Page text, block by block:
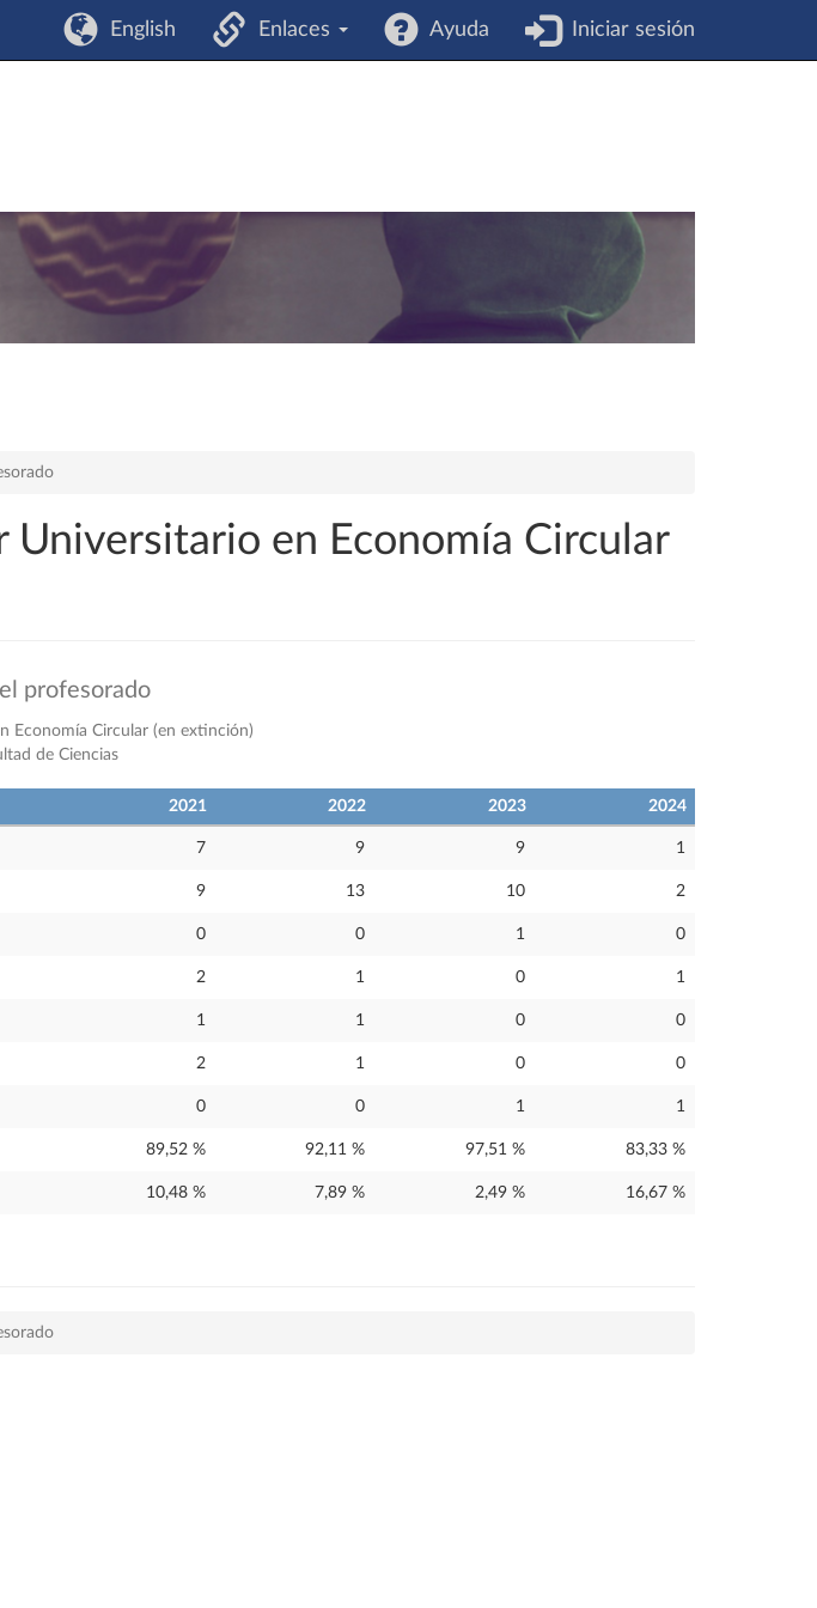
English Enlaces Ayuda Iniciar sesión
en Economía Circular
profesorado
Economía Circular (en extinción)
de Ciencias
2021 2022 2023 2024
7 9 9 1
9 13 10 2
0 0 1 0
2 1 0 1
1 1 0 0
2 1 0 0
0 0 1 1
89,52 % 92,11 % 97,51 % 83,33 %
10,48 % 7,89 % 2,49 % 16,67 %